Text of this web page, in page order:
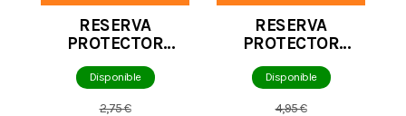
RESERVA
PROTECTOR
0,5MM DE
Disponible
2,75 €
RESERVA
PROTECTOR
RIDES 0,5MM DE
Disponible
4,95 €